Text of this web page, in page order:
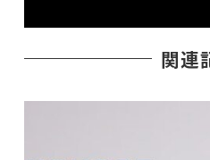
関連